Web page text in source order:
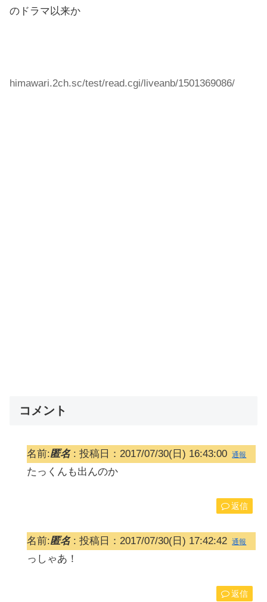
のドラマ以来か
himawari.2ch.sc/test/read.cgi/liveanb/1501369086/
コメント
名前:匿名: 投稿日：2017/07/30(日) 16:43:00 通報
たっくんも出んのか
返信
名前:匿名: 投稿日：2017/07/30(日) 17:42:42 通報
っしゃあ！
返信